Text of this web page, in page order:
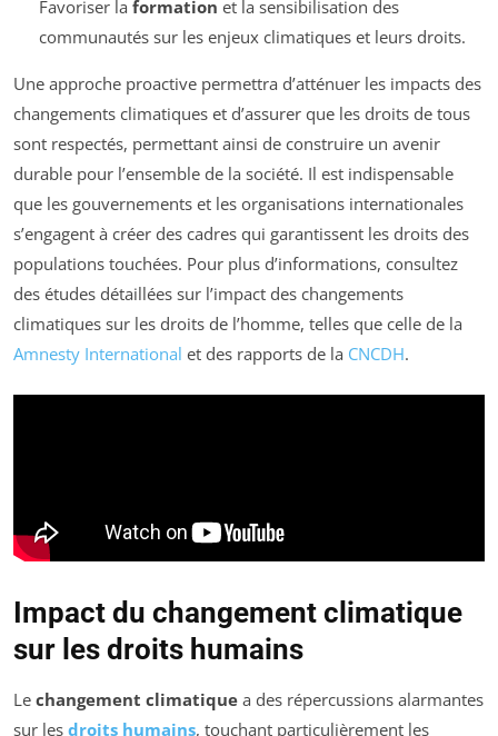
Favoriser la formation et la sensibilisation des
communautés sur les enjeux climatiques et leurs droits.
Une approche proactive permettra d’atténuer les impacts des
changements climatiques et d’assurer que les droits de tous
sont respectés, permettant ainsi de construire un avenir
durable pour l’ensemble de la société. Il est indispensable
que les gouvernements et les organisations internationales
s’engagent à créer des cadres qui garantissent les droits des
populations touchées. Pour plus d’informations, consultez
des études détaillées sur l’impact des changements
climatiques sur les droits de l’homme, telles que celle de la
Amnesty International et des rapports de la CNCDH.
Impact du changement climatique
sur les droits humains
Le changement climatique a des répercussions alarmantes
sur les droits humains, touchant particulièrement les